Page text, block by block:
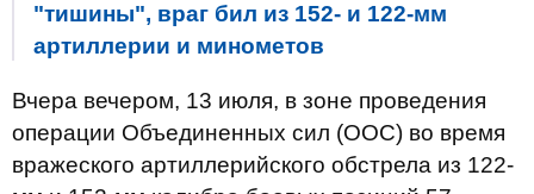
"тишины", враг бил из 152- и 122-мм
артиллерии и минометов
Вчера вечером, 13 июля, в зоне проведения
операции Объединенных сил (ООС) во время
вражеского артиллерийского обстрела из 122-